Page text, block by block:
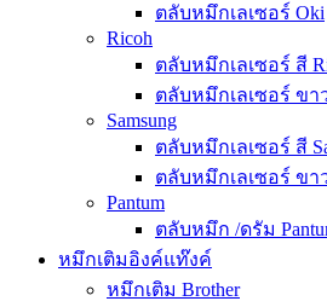
ตลับหมึกเลเซอร์ Oki
Ricoh
ตลับหมึกเลเซอร์ สี
ตลับหมึกเลเซอร์ ขา
Samsung
ตลับหมึกเลเซอร์ สี
ตลับหมึกเลเซอร์ ขาว
Pantum
ตลับหมึก /ดรัม
หมึกเติมอิงค์แท๊งค์
หมึกเติม Brother